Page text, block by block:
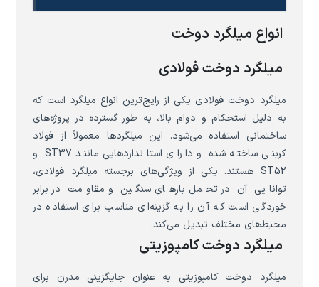
انواع میلگرد دوخت
میلگرد دوخت فولادی
میلگرد دوخت فولادی یکی از رایج‌ترین انواع میلگرد است که
به دلیل استحکام و دوام بالا، به طور گسترده در پروژه‌های
ساختمانی استفاده می‌شود. این میلگردها معمولاً از فولاد
کربنی ساخته شده و دارای استانداردهایی مانند ST37 و
ST52 هستند. یکی از ویژگی‌های برجسته میلگرد فولادی،
توانایی آن در تحمل بارهای سنگین و مقاومت در برابر
خوردگی است که آن را به گزینه‌ای مناسب برای استفاده در
محیط‌های مختلف تبدیل می‌کند.
میلگرد دوخت کامپوزیتی
میلگرد دوخت کامپوزیتی به عنوان جایگزینی مدرن برای